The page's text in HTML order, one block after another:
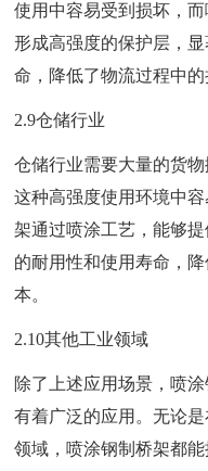
使用中容易受到损坏，
形成高强度的保护层，
命，降低了物流过程中的
2.9仓储行业
仓储行业需要大量的货
这种高强度使用环境中
架通过喷涂工艺，能够
的耐用性和使用寿命，
本。
2.10其他工业领域
除了上述应用场景，喷
有着广泛的应用。无论
领域，喷涂钢制桥架都